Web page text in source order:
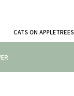
CATS ON APPLETREES